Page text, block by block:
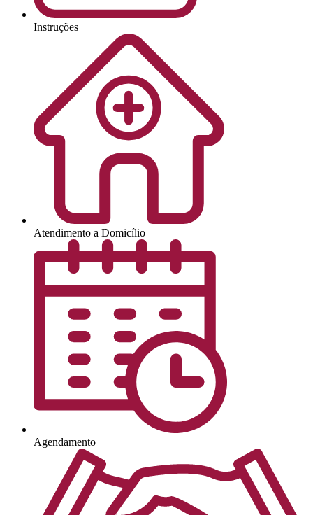
Instruções
Atendimento a Domicílio
Agendamento